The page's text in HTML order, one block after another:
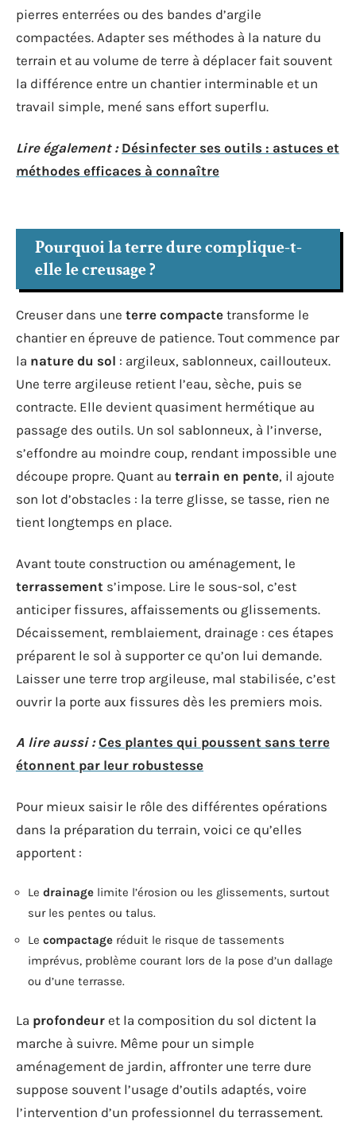
pierres enterrées ou des bandes d’argile
compactées. Adapter ses méthodes à la nature du
terrain et au volume de terre à déplacer fait souvent
la différence entre un chantier interminable et un
travail simple, mené sans effort superflu.
Lire également : Désinfecter ses outils : astuces et
méthodes efficaces à connaître
Pourquoi la terre dure complique-t-
elle le creusage ?
Creuser dans une terre compacte transforme le
chantier en épreuve de patience. Tout commence par
la nature du sol : argileux, sablonneux, caillouteux.
Une terre argileuse retient l’eau, sèche, puis se
contracte. Elle devient quasiment hermétique au
passage des outils. Un sol sablonneux, à l’inverse,
s’effondre au moindre coup, rendant impossible une
découpe propre. Quant au terrain en pente, il ajoute
son lot d’obstacles : la terre glisse, se tasse, rien ne
tient longtemps en place.
Avant toute construction ou aménagement, le
terrassement s’impose. Lire le sous-sol, c’est
anticiper fissures, affaissements ou glissements.
Décaissement, remblaiement, drainage : ces étapes
préparent le sol à supporter ce qu’on lui demande.
Laisser une terre trop argileuse, mal stabilisée, c’est
ouvrir la porte aux fissures dès les premiers mois.
A lire aussi : Ces plantes qui poussent sans terre
étonnent par leur robustesse
Pour mieux saisir le rôle des différentes opérations
dans la préparation du terrain, voici ce qu’elles
apportent :
Le drainage limite l’érosion ou les glissements, surtout
sur les pentes ou talus.
Le compactage réduit le risque de tassements
imprévus, problème courant lors de la pose d’un dallage
ou d’une terrasse.
La profondeur et la composition du sol dictent la
marche à suivre. Même pour un simple
aménagement de jardin, affronter une terre dure
suppose souvent l’usage d’outils adaptés, voire
l’intervention d’un professionnel du terrassement.